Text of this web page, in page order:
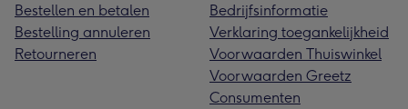
Bestellen en betalen
Bestelling annuleren
Retourneren
Bedrijfsinformatie
Verklaring toegankelijkheid
Voorwaarden Thuiswinkel
Voorwaarden Greetz
Consumenten